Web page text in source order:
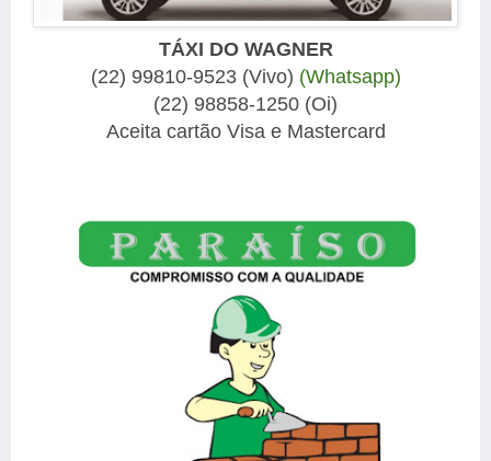
TÁXI DO WAGNER
(22) 99810-9523 (Vivo) (Whatsapp)
(22) 98858-1250 (Oi)
Aceita cartão Visa e Mastercard